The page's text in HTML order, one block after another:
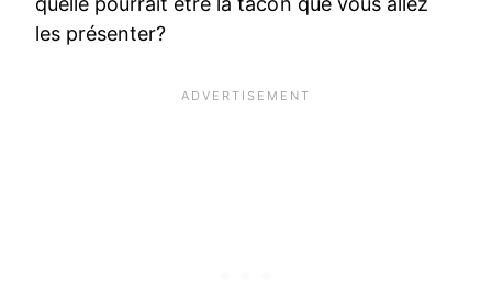
les présenter?